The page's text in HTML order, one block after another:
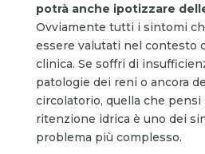
potrà anche ipotizzare
Ovviamente tutti i sintomi
essere valutati nel contesto
clinica. Se soffri di
patologie dei reni o ancora
circolatorio, quella che pensi
ritenzione idrica è uno dei
problema più complesso.